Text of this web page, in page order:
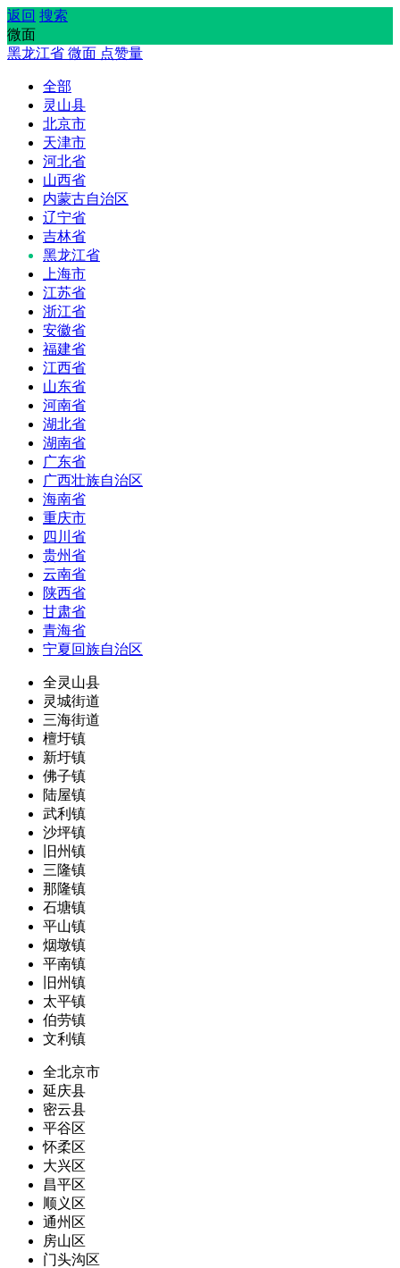
返回 搜索
微面
黑龙江省 微面 点赞量
全部
灵山县
北京市
天津市
河北省
山西省
内蒙古自治区
辽宁省
吉林省
黑龙江省
上海市
江苏省
浙江省
安徽省
福建省
江西省
山东省
河南省
湖北省
湖南省
广东省
广西壮族自治区
海南省
重庆市
四川省
贵州省
云南省
陕西省
甘肃省
青海省
宁夏回族自治区
全灵山县
灵城街道
三海街道
檀圩镇
新圩镇
佛子镇
陆屋镇
武利镇
沙坪镇
旧州镇
三隆镇
那隆镇
石塘镇
平山镇
烟墩镇
平南镇
旧州镇
太平镇
伯劳镇
文利镇
全北京市
延庆县
密云县
平谷区
怀柔区
大兴区
昌平区
顺义区
通州区
房山区
门头沟区